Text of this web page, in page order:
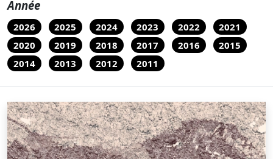
Année
2026 2025 2024 2023 2022
2021
2020
2019 2018 2017 2016
2015
2014
2013 2012 2011